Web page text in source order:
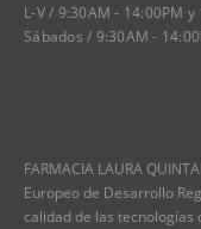
L-V / 9:30AM - 14:00PM
Sábados / 9:30AM -
FARMACIA LAURA
Europeo de Desarrollo
calidad de las